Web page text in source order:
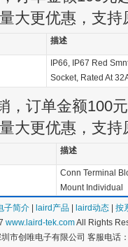
大更优惠，支持
描述
IP66, IP67 Red
Socket, Rated At
订单金额100
大更优惠，支持
描述
Conn Terminal
Mount Individual
子简介 laird产品 laird动态
按
www.laird-tek.comAll Rights
市创唯电子有限公司 客服电话